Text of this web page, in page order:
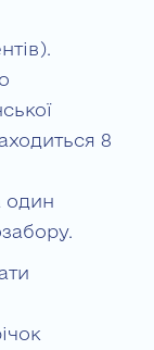
8
один